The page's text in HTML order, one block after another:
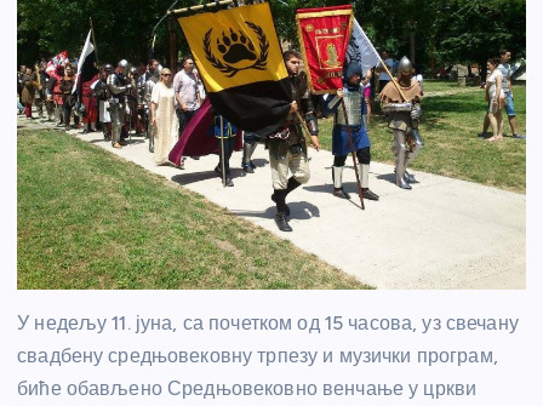
У недељу 11. јуна, са почетком од 15 часова, уз свечану
свадбену средњовековну трпезу и музички програм,
биће обављено Средњовековно венчање у цркви